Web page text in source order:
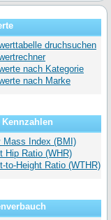
druchsuchen
nach Kategorie
nach Marke
Kennzahlen
Mass Index (BMI)
Hip Ratio (WHR)
to-Height Ratio (WTHR)